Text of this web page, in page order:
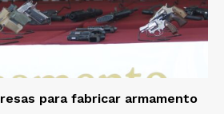
para fabricar armamento